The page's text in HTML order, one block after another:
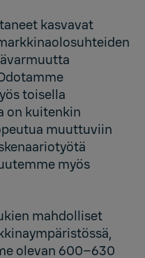
kasvavat
toisella
on kuitenkin
muuttuviin
myös
mahdolliset
olevan 600–630